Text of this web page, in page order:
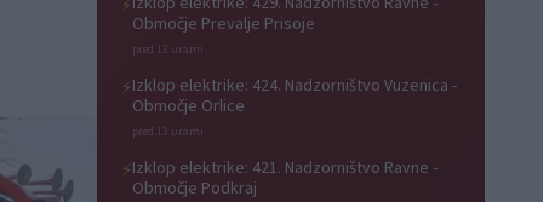
⚡
Območje Prevalje Prisoje
pred 13 urami
⚡Izklop elektrike: 424. Nadzorništvo Vuzenica -
Območje Orlice
pred 13 urami
⚡Izklop elektrike: 421. Nadzorništvo Ravne -
Območje Podkraj